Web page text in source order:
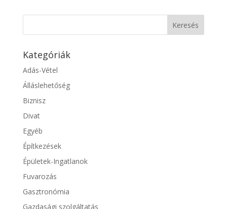
Kategóriák
Adás-Vétel
Álláslehetőség
Biznisz
Divat
Egyéb
Építkezések
Épületek-Ingatlanok
Fuvarozás
Gasztronómia
Gazdasági szolgáltatás